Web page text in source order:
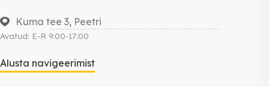
Kuma tee 3, Peetri
Avatud: E-R 9:00-17:00
Alusta navigeerimist